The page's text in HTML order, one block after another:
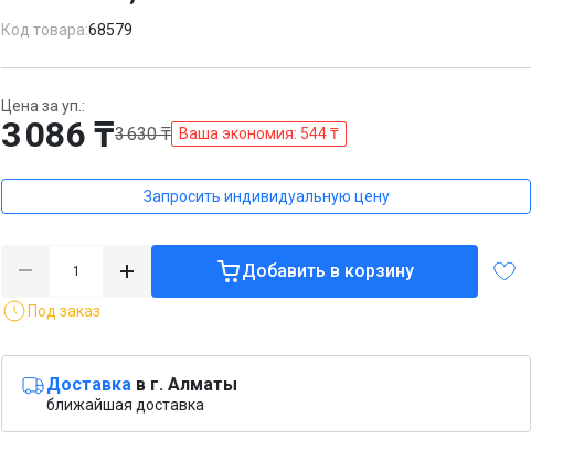
Код товара:68579
Цена за уп.:
3 086 ₸3 630 ₸ Ваша экономия: 544 ₸
Запросить индивидуальную цену
Добавить в корзину
Под заказ
Доставка в г. Алматы
ближайшая доставка